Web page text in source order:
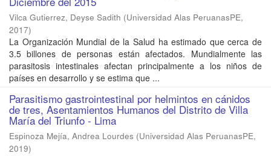
Vilca Gutierrez, Deyse Sadith (Universidad Alas PeruanasPE,
2017)
La Organización Mundial de la Salud ha estimado que cerca de
3.5 billones de personas están afectados. Mundialmente las
parasitosis intestinales afectan principalmente a los niños de
países en desarrollo y se estima que ...
Parasitismo gastrointestinal por helmintos en cánidos
de tres, Asentamientos Humanos del Distrito de Villa
María del Triunfo - Lima
Espinoza Mejía, Andrea Lourdes (Universidad Alas PeruanasPE,
2019)